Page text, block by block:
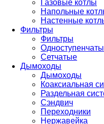
Газовые котлы
Напольные
Настенные
Фильтры
Фильтры
Сетчатые
Дымоходы
Дымоходы
Коаксиальная
Раздельная
Сэндвич
Переходники
Нержавейка